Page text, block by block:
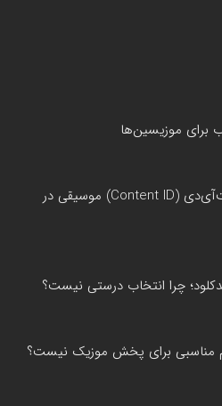
برای موزیسین‌ها
همه‌چیز دربارهٔ کانتنت‌آی‌دی (Content ID) موسیقی در
چرا انتخاب درستی نیست؟
مناسبی برای پخش موزیک نیست؟